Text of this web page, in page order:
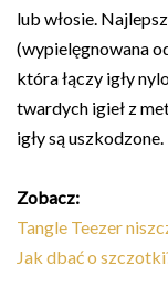
lub włosie.
(wypielęgnowana
która łączy igły
twardych igieł z
igły są uszkodzone.
Zobacz:
Tangle Teezer
Jak dbać o